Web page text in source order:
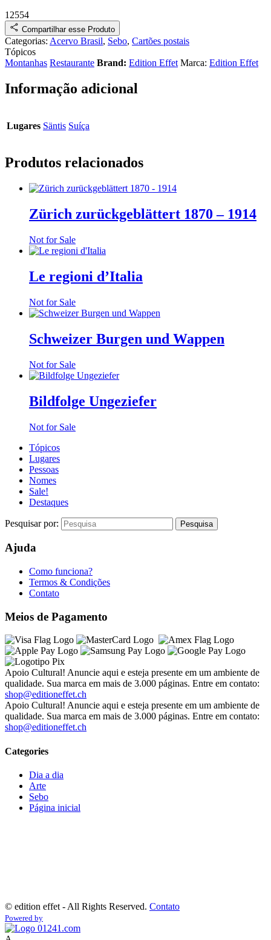
12554
Compartilhar esse Produto
Categorias: Acervo Brasil, Sebo, Cartões postais
Tópicos
Montanhas Restaurante Brand: Edition Effet Marca: Edition Effet
Informação adicional
Lugares Säntis Suíça
Produtos relacionados
Zürich zurückgeblättert 1870 – 1914
Not for Sale
Le regioni d’Italia
Not for Sale
Schweizer Burgen und Wappen
Not for Sale
Bildfolge Ungeziefer
Not for Sale
Tópicos
Lugares
Pessoas
Nomes
Sale!
Destaques
Pesquisar por:
Ajuda
Como funciona?
Termos & Condições
Contato
Meios de Pagamento
Apoio Cultural! Anuncie aqui e esteja presente em um ambiente de
qualidade. Sua marca em mais de 3.000 páginas. Entre em contato:
shop@editioneffet.ch
Apoio Cultural! Anuncie aqui e esteja presente em um ambiente de
qualidade. Sua marca em mais de 3.000 páginas. Entre em contato:
shop@editioneffet.ch
Categories
Dia a dia
Arte
Sebo
Página inicial
© edition effet - All Rights Reserved. Contato
Powered by